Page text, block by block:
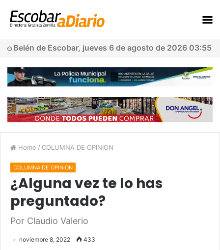
Belén de Escobar, jueves 6 de agosto de 2026 03:55
Home / COLUMNA DE OPINION
COLUMNA DE OPINION
¿Alguna vez te lo has
preguntado?
Por Claudio Valerio
noviembre 8, 2022 433